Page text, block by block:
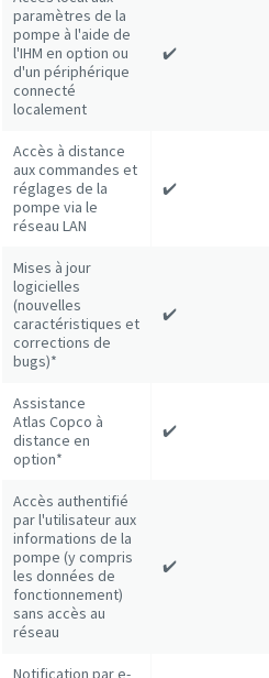
paramètres de la
pompe à l'aide de
l'IHM en option ou
d'un périphérique
connecté
localement
✔️
Accès à distance
aux commandes et
réglages de la
pompe via le
réseau LAN
✔️
Mises à jour
logicielles
(nouvelles
caractéristiques et
corrections de
bugs)*
✔️
Assistance
Atlas Copco à
distance en
option*
✔️
Accès authentifié
par l'utilisateur aux
informations de la
pompe (y compris
les données de
fonctionnement)
sans accès au
réseau
✔️
Notification par e-